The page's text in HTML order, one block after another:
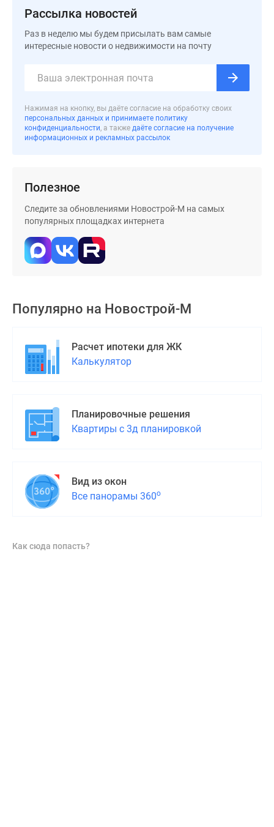
коттеджи
Коттеджные
Москве
Готовые
коттеджные
коттеджные
Коттеджные
водоема
поселки
ипотеку
Коттеджи
Скидки
Рассылка новостей
Раз в неделю мы будем присылать вам самые
интересные новости о недвижимости на почту
Нажимая на кнопку, вы даёте согласие на обработку своих
персональных данных и принимаете политику
конфиденциальности, а также даёте согласие на получение
информационных и рекламных рассылок
Полезное
Следите за обновлениями Новострой-М на самых
популярных площадках интернета
Популярно на Новострой-М
Расчет ипотеки для ЖК
Калькулятор
Планировочные решения
Квартиры с 3д планировкой
Вид из окон
Все панорамы 360о
Как сюда попасть?